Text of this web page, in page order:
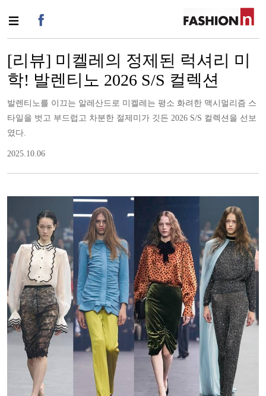
[리뷰] 미켈레의 정제된 럭셔리 미
학! 발렌티노 2026 S/S 컬렉션
발렌티노를 이끄는 알레산드로 미켈레는 평소 화려한 맥시멀리즘 스
타일을 벗고 부드럽고 차분한 절제미가 깃든 2026 S/S 컬렉션을 선보
였다.
2025.10.06